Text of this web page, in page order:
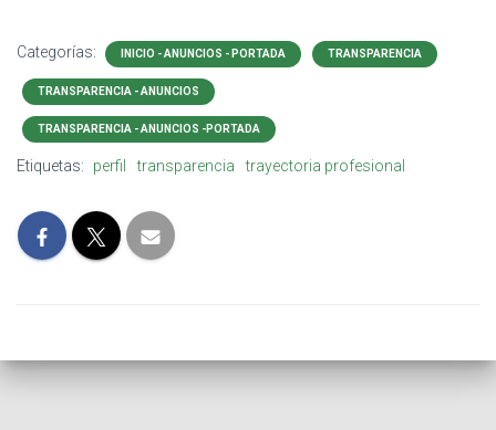
Categorías: INICIO - ANUNCIOS - PORTADA TRANSPARENCIA
TRANSPARENCIA - ANUNCIOS
TRANSPARENCIA - ANUNCIOS -PORTADA
Etiquetas: perfil transparencia trayectoria profesional